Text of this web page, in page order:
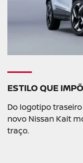
ESTILO QUE
Do logotipo
novo Nissan Kait
traço.